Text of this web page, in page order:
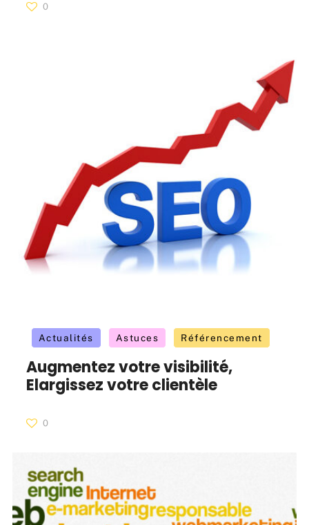
0
Actualités Astuces Référencement
Augmentez votre visibilité,
Elargissez votre clientèle
0